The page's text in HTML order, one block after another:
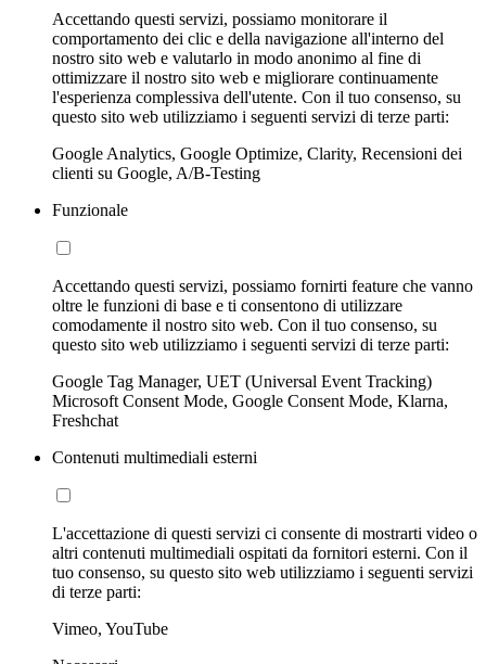
Accettando questi servizi, possiamo monitorare il
comportamento dei clic e della navigazione all'interno del
nostro sito web e valutarlo in modo anonimo al fine di
ottimizzare il nostro sito web e migliorare continuamente
l'esperienza complessiva dell'utente. Con il tuo consenso, su
questo sito web utilizziamo i seguenti servizi di terze parti:
Google Analytics, Google Optimize, Clarity, Recensioni dei
clienti su Google, A/B-Testing
Funzionale
Accettando questi servizi, possiamo fornirti feature che vanno
oltre le funzioni di base e ti consentono di utilizzare
comodamente il nostro sito web. Con il tuo consenso, su
questo sito web utilizziamo i seguenti servizi di terze parti:
Google Tag Manager, UET (Universal Event Tracking)
Microsoft Consent Mode, Google Consent Mode, Klarna,
Freshchat
Contenuti multimediali esterni
L'accettazione di questi servizi ci consente di mostrarti video o
altri contenuti multimediali ospitati da fornitori esterni. Con il
tuo consenso, su questo sito web utilizziamo i seguenti servizi
di terze parti:
Vimeo, YouTube